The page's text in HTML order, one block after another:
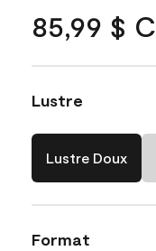
85,99 $
Lustre
Lustre Doux
Format